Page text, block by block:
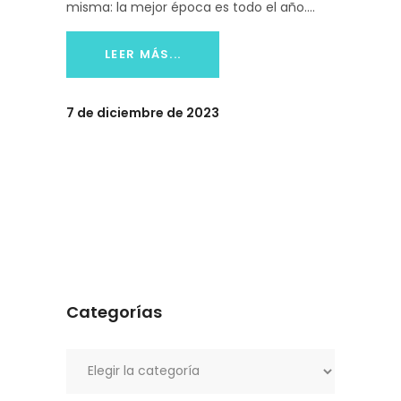
misma: la mejor época es todo el año.
LEER MÁS...
7 de diciembre de 2023
Categorías